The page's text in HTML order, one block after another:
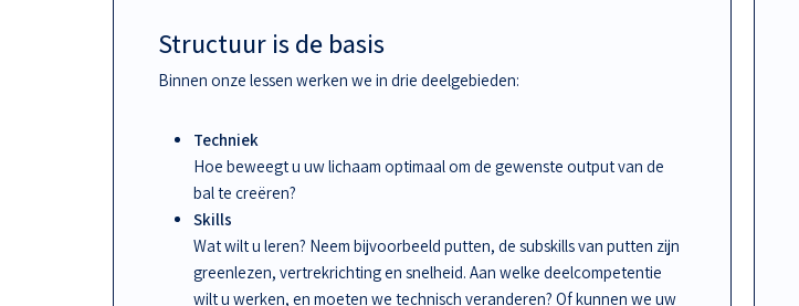
Structuur is de basis
Binnen onze lessen werken we in drie deelgebieden:
Techniek
Hoe beweegt u uw lichaam optimaal om de gewenste output van de
bal te creëren?
Skills
Wat wilt u leren? Neem bijvoorbeeld putten, de subskills van putten zijn
greenlezen, vertrekrichting en snelheid. Aan welke deelcompetentie
wilt u werken, en moeten we technisch veranderen? Of kunnen we uw